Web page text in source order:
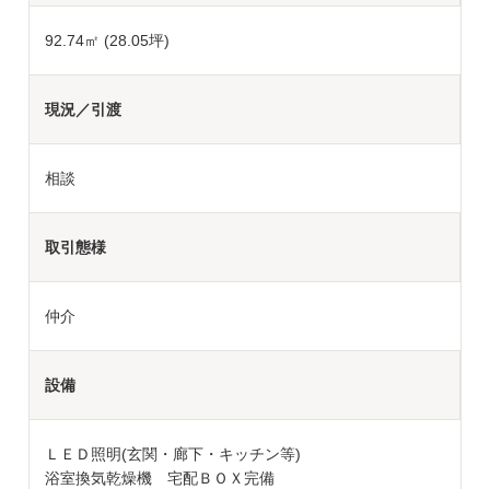
92.74㎡ (28.05坪)
現況／引渡
相談
取引態様
仲介
設備
ＬＥＤ照明(玄関・廊下・キッチン等)
浴室換気乾燥機 宅配ＢＯＸ完備